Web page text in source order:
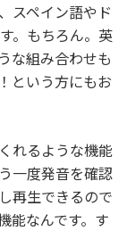
スペイン語やド
。もちろん。英
な組み合わせも
という方にもお
れるような機能
一度発音を確認
再生できるので
能なんです。す